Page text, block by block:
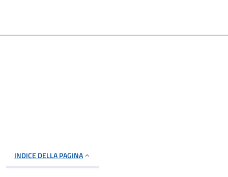
INDICE DELLA PAGINA